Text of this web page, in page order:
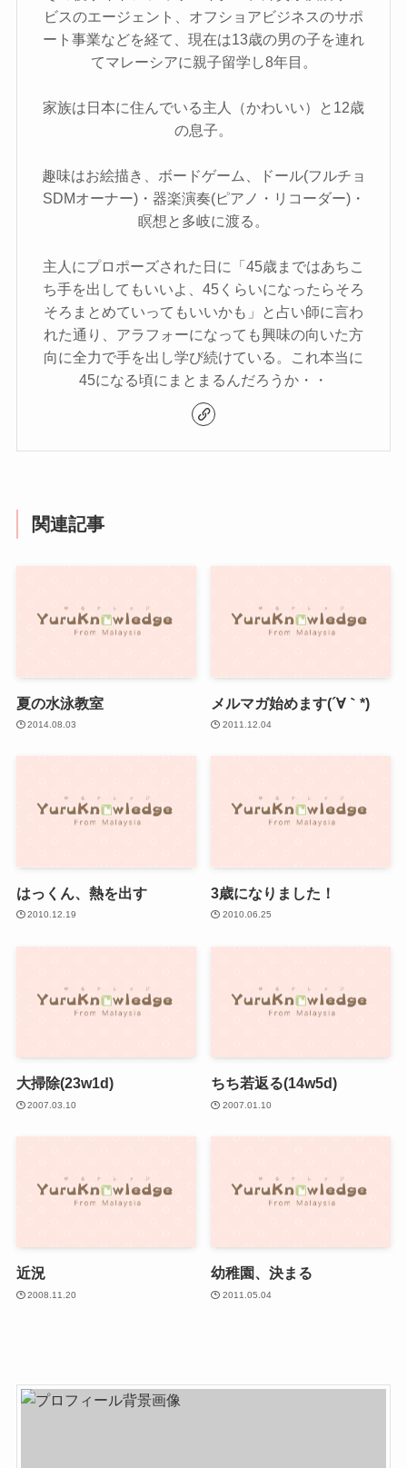
ビスのエージェント、オフショアビジネスのサポ
ート事業などを経て、現在は13歳の男の子を連れ
てマレーシアに親子留学し8年目。
家族は日本に住んでいる主人（かわいい）と12歳
の息子。
趣味はお絵描き、ボードゲーム、ドール(フルチョ
SDMオーナー)・器楽演奏(ピアノ・リコーダー)・
瞑想と多岐に渡る。
主人にプロポーズされた日に「45歳まではあちこ
ち手を出してもいいよ、45くらいになったらそろ
そろまとめていってもいいかも」と占い師に言わ
れた通り、アラフォーになっても興味の向いた方
向に全力で手を出し学び続けている。これ本当に
45になる頃にまとまるんだろうか・・
関連記事
夏の水泳教室
2014.08.03
メルマガ始めます(´∀｀*)
2011.12.04
はっくん、熱を出す
2010.12.19
3歳になりました！
2010.06.25
大掃除(23w1d)
2007.03.10
ちち若返る(14w5d)
2007.01.10
近況
2008.11.20
幼稚園、決まる
2011.05.04